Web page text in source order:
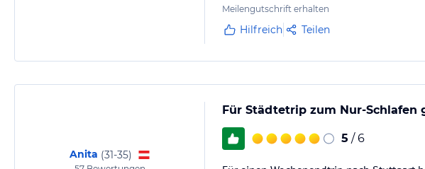
Meilengutschrift erhalten
Hilfreich Teilen
Anita (31-35)
Für Städtetrip zum Nur-Schlafen
5 / 6